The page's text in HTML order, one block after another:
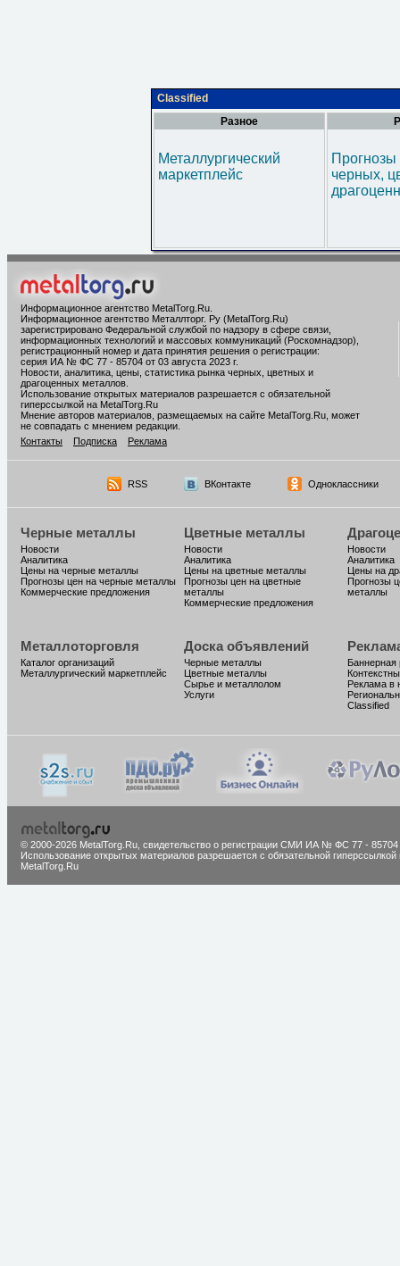
Classified
Разное
Металлургический
маркетплейс
черных,
Информационное агентство MetalTorg.Ru
Информационное агентство Металлторг. Ру (MetalTorg.Ru)
зарегистрировано Федеральной службой по надзору в сфере связи,
информационных технологий и массовых коммуникаций (Роскомнадзор),
регистрационный номер и дата принятия решения о регистрации:
серия ИА № ФС 77 - 85704 от 03 августа 2023 г.
Новости, аналитика, цены, статистика рынка черных, цветных и
драгоценных металлов.
Использование открытых материалов разрешается с обязательной
гиперссылкой на MetalTorg.Ru
Мнение авторов материалов, размещаемых на сайте MetalTorg.Ru, может
не совпадать с мнением редакции.
Контакты
Подписка Реклама
RSS ВКонтакте Одноклассники
Черные металлы
Новости
Аналитика
Цены на черные металлы
Прогнозы цен на черные металлы
Коммерческие предложения
Цветные металлы
Новости
Аналитика
Цены на цветные металлы
Прогнозы цен на цветные
металлы
Коммерческие предложения
Новости
Аналитика
Цены на
Прогнозы
металлы
Металлоторговля
Каталог организаций
Металлургический маркетплейс
Доска объявлений
Черные металлы
Цветные металлы
Сырье и металлолом
Услуги
Баннерная
Реклама в
Classified
© 2000-2026 MetalTorg.Ru, cвидетельство о регистрации СМИ ИА № ФС 77 - 85704
Использование открытых материалов разрешается с обязательной гиперссылкой
MetalTorg.Ru